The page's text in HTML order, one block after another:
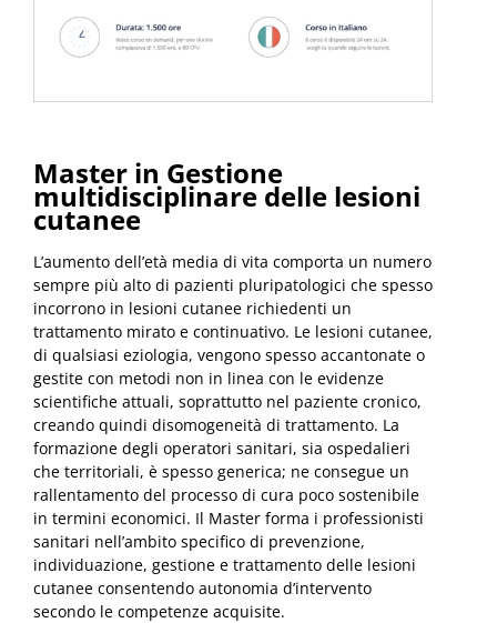
Master in Gestione
multidisciplinare delle lesioni
cutanee
L’aumento dell’età media di vita comporta un numero
sempre più alto di pazienti pluripatologici che spesso
incorrono in lesioni cutanee richiedenti un
trattamento mirato e continuativo. Le lesioni cutanee,
di qualsiasi eziologia, vengono spesso accantonate o
gestite con metodi non in linea con le evidenze
scientifiche attuali, soprattutto nel paziente cronico,
creando quindi disomogeneità di trattamento. La
formazione degli operatori sanitari, sia ospedalieri
che territoriali, è spesso generica; ne consegue un
rallentamento del processo di cura poco sostenibile
in termini economici. Il Master forma i professionisti
sanitari nell’ambito specifico di prevenzione,
individuazione, gestione e trattamento delle lesioni
cutanee consentendo autonomia d’intervento
secondo le competenze acquisite.